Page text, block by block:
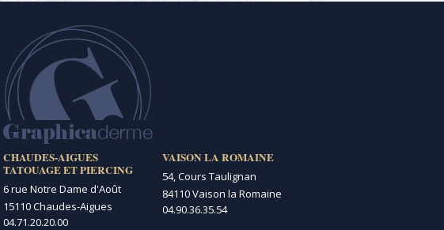
CHAUDES-AIGUES
TATOUAGE ET PIERCING
6 rue Notre Dame d'Août
15110 Chaudes-Aigues
04.71.20.20.00
VAISON LA ROMAINE
54, Cours Taulignan
84110 Vaison la Romaine
04.90.36.35.54